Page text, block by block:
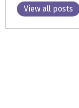
View all posts